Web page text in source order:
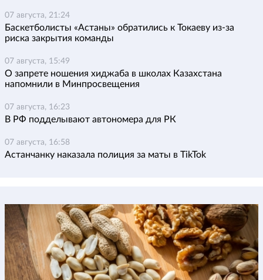
07 августа, 21:24
Баскетболисты «Астаны» обратились к Токаеву из-за
риска закрытия команды
07 августа, 15:49
О запрете ношения хиджаба в школах Казахстана
напомнили в Минпросвещения
07 августа, 16:23
В РФ подделывают автономера для РК
07 августа, 16:58
Астанчанку наказала полиция за маты в TikTok